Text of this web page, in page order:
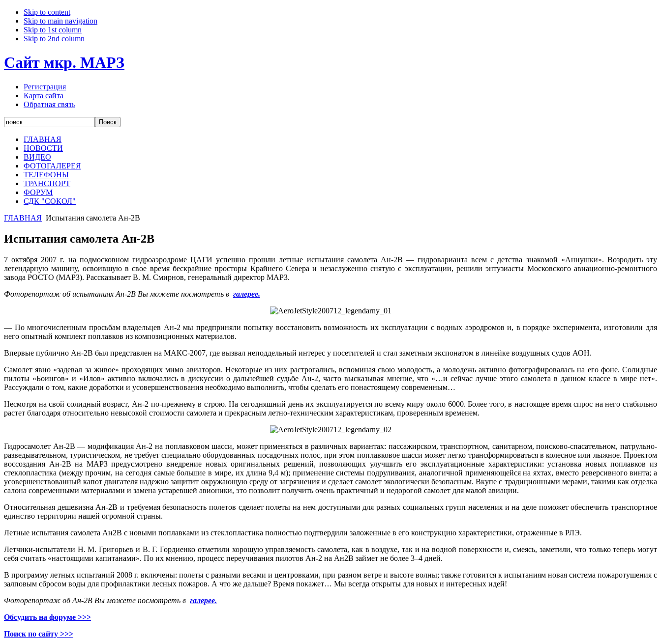
Skip to content
Skip to main navigation
Skip to 1st column
Skip to 2nd column
Сайт мкр. МАРЗ
Регистрация
Карта сайта
Обратная связь
ГЛАВНАЯ
НОВОСТИ
ВИДЕО
ФОТОГАЛЕРЕЯ
ТЕЛЕФОНЫ
ТРАНСПОРТ
ФОРУМ
СДК "СОКОЛ"
ГЛАВНАЯ Испытания самолета Ан-2В
Испытания самолета Ан-2В
7 октября 2007 г. на подмосковном гидроаэродроме ЦАГИ успешно прошли летные испытания самолета Ан-2В — гидроварианта всем с детства знакомой «Аннушки». Возродить эту
легендарную машину, освоившую в свое время бескрайние просторы Крайнего Севера и незаслуженно снятую с эксплуатации, решили энтузиасты Московского авиационно-ремонтного
завода РОСТО (МАРЗ). Рассказывает В. М. Смирнов, генеральный директор МАРЗ.
Фоторепортаж об испытаниях Ан-2В Вы можете посмотреть в галерее.
— По многочисленным просьбам владельцев Ан-2 мы предприняли попытку восстановить возможность их эксплуатации с водных аэродромов и, в порядке эксперимента, изготовили для
него опытный комплект поплавков из композиционных материалов.
Впервые публично Ан-2В был представлен на МАКС-2007, где вызвал неподдельный интерес у посетителей и стал заметным экспонатом в линейке воздушных судов АОН.
Самолет явно «задевал за живое» проходящих мимо авиаторов. Некоторые из них растрогались, вспоминая свою молодость, а молодежь активно фотографировалась на его фоне. Солидные
пилоты «Боингов» и «Илов» активно включались в дискуссии о дальнейшей судьбе Ан-2, часто высказывая мнение, что «…и сейчас лучше этого самолета в данном классе в мире нет».
Рассуждали о том, какие доработки и усовершенствования необходимо выполнить, чтобы сделать его понастоящему современным…
Несмотря на свой солидный возраст, Ан-2 по-прежнему в строю. На сегодняшний день их эксплуатируется по всему миру около 6000. Более того, в настоящее время спрос на него стабильно
растет благодаря относительно невысокой стоимости самолета и прекрасным летно-техническим характеристикам, проверенным временем.
Гидросамолет Ан-2В — модификация Ан-2 на поплавковом шасси, может применяться в различных вариантах: пассажирском, транспортном, санитарном, поисково-спасательном, патрульно-
разведывательном, туристическом, не требует специально оборудованных посадочных полос, при этом поплавковое шасси может легко трансформироваться в колесное или лыжное. Проектом
воссоздания Ан-2В на МАРЗ предусмотрено внедрение новых оригинальных решений, позволяющих улучшить его эксплуатационные характеристики: установка новых поплавков из
стеклопластика (между прочим, на сегодня самые большие в мире, их длина 9,4 м); применение системы подруливания, аналогичной применяющейся на яхтах, вместо реверсивного винта; а
усовершенствованный капот двигателя надежно защитит окружающую среду от загрязнения и сделает самолет экологически безопасным. Вкупе с традиционными мерами, такими как отделка
салона современными материалами и замена устаревшей авионики, это позволит получить очень практичный и недорогой самолет для малой авиации.
Относительная дешевизна Ан-2В и требуемая безопасность полетов сделает полеты на нем доступными для разных социальных групп населения и на деле поможет обеспечить транспортное
единство территории нашей огромной страны.
Летные испытания самолета Ан2В с новыми поплавками из стеклопластика полностью подтвердили заложенные в его конструкцию характеристики, отраженные в РЛЭ.
Летчики-испытатели Н. М. Григорьев и В. Г. Гордиенко отметили хорошую управляемость самолета, как в воздухе, так и на водной поверхности и, смеясь, заметили, что только теперь могут
себя считать «настоящими капитанами». По их мнению, процесс переучивания пилотов Ан-2 на Ан2В займет не более 3–4 дней.
В программу летных испытаний 2008 г. включены: полеты с разными весами и центровками, при разном ветре и высоте волны; также готовится к испытаниям новая система пожаротушения с
залповым сбросом воды для профилактики лесных пожаров. А что же дальше? Время покажет… Мы всегда открыты для новых и интересных идей!
Фоторепортаж об Ан-2В Вы можете посмотреть в галерее.
Обсудить на форуме >>>
Поиск по сайту >>>